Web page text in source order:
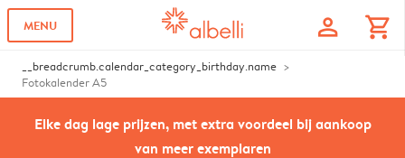
MENU profile shopping_cart
__breadcrumb.calendar_category_birthday.name
Fotokalender A5
Elke dag lage prijzen, met extra voordeel bij aankoop
van meer exemplaren